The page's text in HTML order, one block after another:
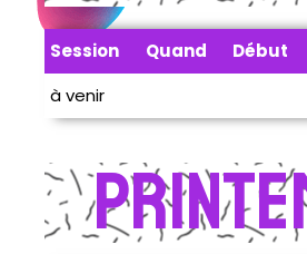
Session Quand Début
à venir